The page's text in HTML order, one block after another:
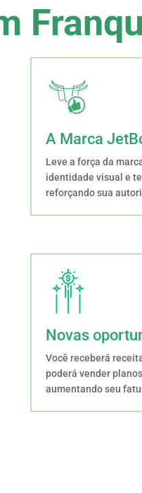
A Marca
Leve a força da
identidade visual e
reforçando sua
Novas
Você receberá
poderá vender
aumentando seu